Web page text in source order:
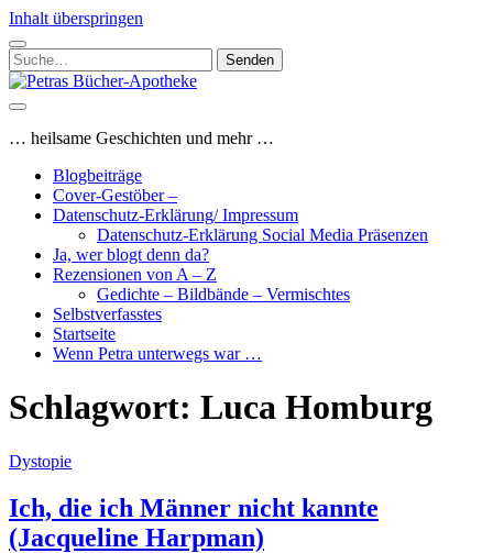
Inhalt überspringen
Suchen
nach:
Petras
Bücher-
… heilsame Geschichten und mehr …
Blogbeiträge
Cover-Gestöber –
Datenschutz-Erklärung/ Impressum
Datenschutz-Erklärung Social Media Präsenzen
Ja, wer blogt denn da?
Rezensionen von A – Z
Gedichte – Bildbände – Vermischtes
Selbstverfasstes
Startseite
Wenn Petra unterwegs war …
Schlagwort: Luca Homburg
Dystopie
Ich, die ich Männer nicht kannte
(Jacqueline Harpman)